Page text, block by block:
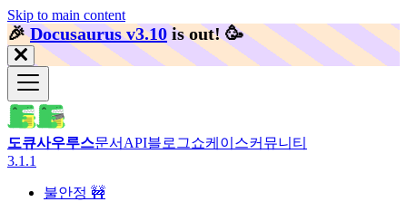
Skip to main content
🎉️Docusaurus v3.10 is out! 🥳️
도큐사우루스문서 API블로그쇼케이스커뮤니티
3.1.1
불안정 🚧